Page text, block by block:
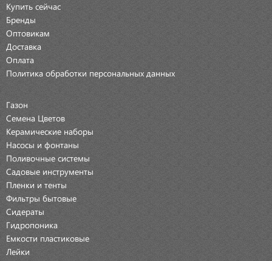
Купить сейчас
Бренды
Оптовикам
Доставка
Оплата
Политика обработки персональных данных
Газон
Семена Цветов
Керамические наборы
Насосы и фонтаны
Поливочные системы
Садовые инструменты
Пленки и тенты
Фильтры бытовые
Сидераты
Гидропоника
Емкости пластиковые
Лейки